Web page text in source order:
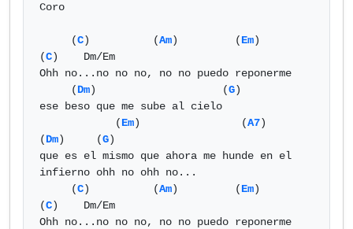
Coro
     (
C)          (Am)         (Em)
(C)    Dm/Em
Ohh no...no no no, no no puedo reponerme
     (
Dm)                    (G)
ese beso que me sube al cielo
            (
Em)                (A7)
(Dm)     (G)
que es el mismo que ahora me hunde en el
infierno ohh no ohh no...
     (
C)          (Am)         (Em)
(C)    Dm/Em
Ohh no...no no no, no no puedo reponerme